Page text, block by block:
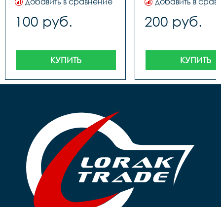
100 руб.
КУПИТЬ
200 руб.
КУПИТЬ